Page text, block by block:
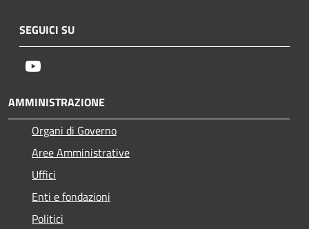
SEGUICI SU
AMMINISTRAZIONE
Organi di Governo
Aree Amministrative
Uffici
Enti e fondazioni
Politici